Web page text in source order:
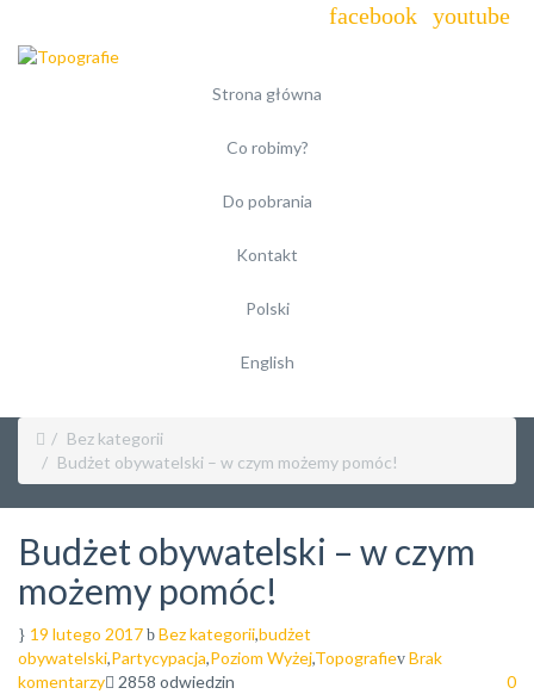
Strona główna
Co robimy?
Do pobrania
Kontakt
Polski
English
Bez kategorii
Budżet obywatelski – w czym możemy pomóc!
Budżet obywatelski – w czym
możemy pomóc!
19 lutego 2017 Bez kategorii,budżet
obywatelski,Partycypacja,Poziom Wyżej,Topografie Brak
komentarzy
2858 odwiedzin 0